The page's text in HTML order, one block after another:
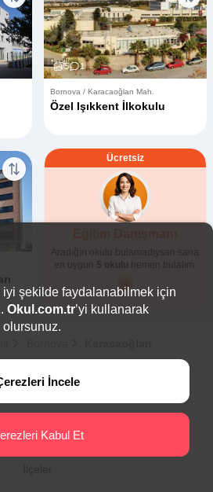
5 1
Bornova / Karacaoğlan Mah.
Özel Işıkkent İlkokulu
Ücretsiz
Aradığın okulu bulamadıysan sana
en uygun 5 okulu hemen bulalım.
Özel İlkokulları
şekilde faydalanabilmek için
Okul.com.tr’yi kullanarak
İncele
Kabul Et